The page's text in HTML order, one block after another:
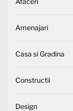
Amenajari
Casa si Gradina
Constructii
Design